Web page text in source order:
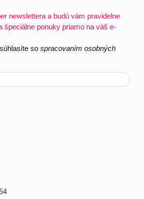
newslettera a budú vám pravidelne
špeciálne ponuky priamo na váš e-
sospracovaním osobných